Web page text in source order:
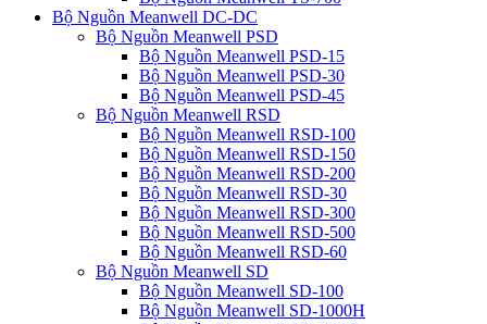
Bộ Nguồn Meanwell DC-DC
Bộ Nguồn Meanwell PSD
Bộ Nguồn Meanwell PSD-15
Bộ Nguồn Meanwell PSD-30
Bộ Nguồn Meanwell PSD-45
Bộ Nguồn Meanwell RSD
Bộ Nguồn Meanwell RSD-100
Bộ Nguồn Meanwell RSD-150
Bộ Nguồn Meanwell RSD-200
Bộ Nguồn Meanwell RSD-30
Bộ Nguồn Meanwell RSD-300
Bộ Nguồn Meanwell RSD-500
Bộ Nguồn Meanwell RSD-60
Bộ Nguồn Meanwell SD
Bộ Nguồn Meanwell SD-100
Bộ Nguồn Meanwell SD-1000H